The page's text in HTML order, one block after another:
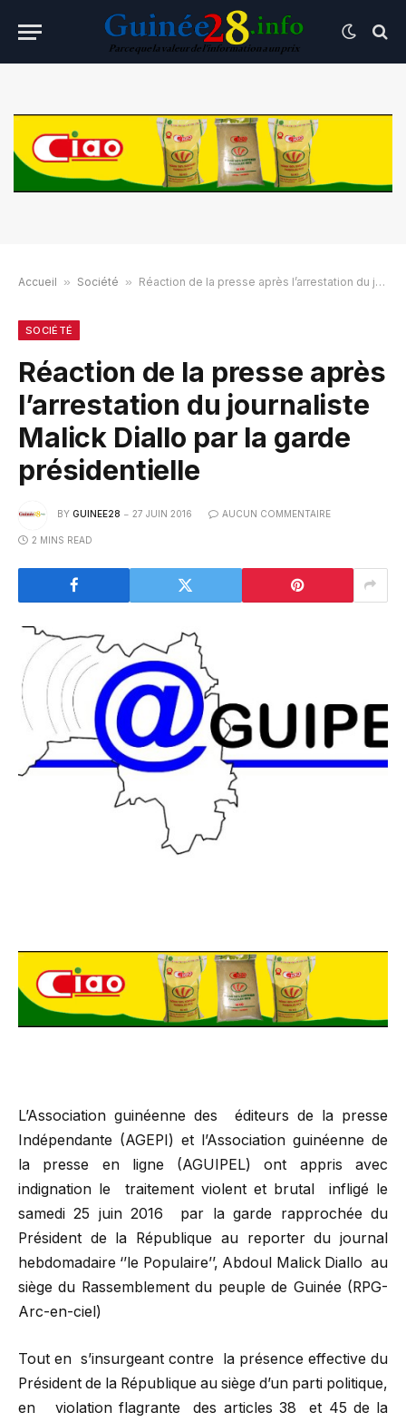
Accueil » Société » Réaction de la presse après l’arrestation du journaliste Malick Diallo par la garde présidentielle
SOCIÉTÉ
Réaction de la presse après
l’arrestation du journaliste
Malick Diallo par la garde
présidentielle
BY GUINEE28 27 JUIN 2016 AUCUN COMMENTAIRE
2 MINS READ
L’Association guinéenne des éditeurs de la presse
Indépendante (AGEPI) et l’Association guinéenne de
la presse en ligne (AGUIPEL) ont appris avec
indignation le traitement violent et brutal infligé le
samedi 25 juin 2016 par la garde rapprochée du
Président de la République au reporter du journal
hebdomadaire ‘’le Populaire’’, Abdoul Malick Diallo au
siège du Rassemblement du peuple de Guinée (RPG-
Arc-en-ciel)
Tout en s’insurgeant contre la présence effective du
Président de la République au siège d’un parti politique,
en violation flagrante des articles 38 et 45 de la